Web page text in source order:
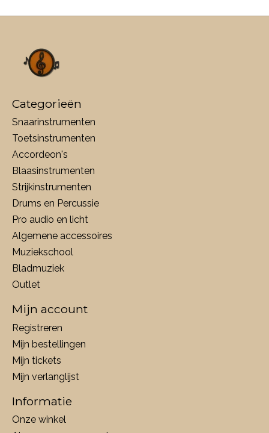
Categorieën
Snaarinstrumenten
Toetsinstrumenten
Accordeon's
Blaasinstrumenten
Strijkinstrumenten
Drums en Percussie
Pro audio en licht
Algemene accessoires
Muziekschool
Bladmuziek
Outlet
Mijn account
Registreren
Mijn bestellingen
Mijn tickets
Mijn verlanglijst
Informatie
Onze winkel